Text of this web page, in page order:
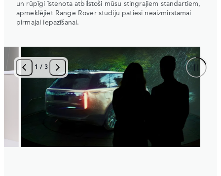
un rūpīgi īstenota atbilstoši mūsu stingrajiem standartiem,
apmeklējiet Range Rover studiju patiesi neaizmirstamai
pirmajai iepazīšanai.
1 / 3